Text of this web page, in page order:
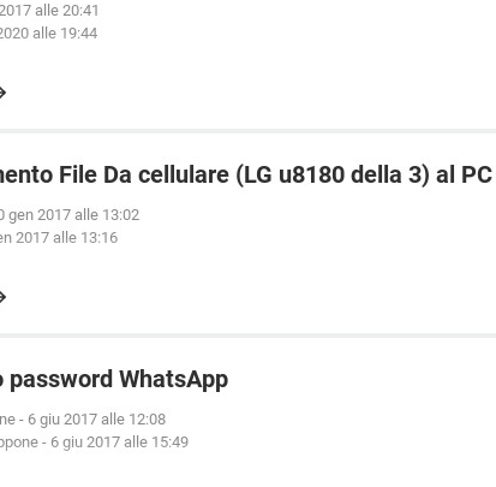
alle 20:41
alle 19:44
File Da cellulare (LG u8180 della 3) al PC
gen 2017 alle 13:02
2017 alle 13:16
password WhatsApp
- 6 giu 2017 alle 12:08
- 6 giu 2017 alle 15:49